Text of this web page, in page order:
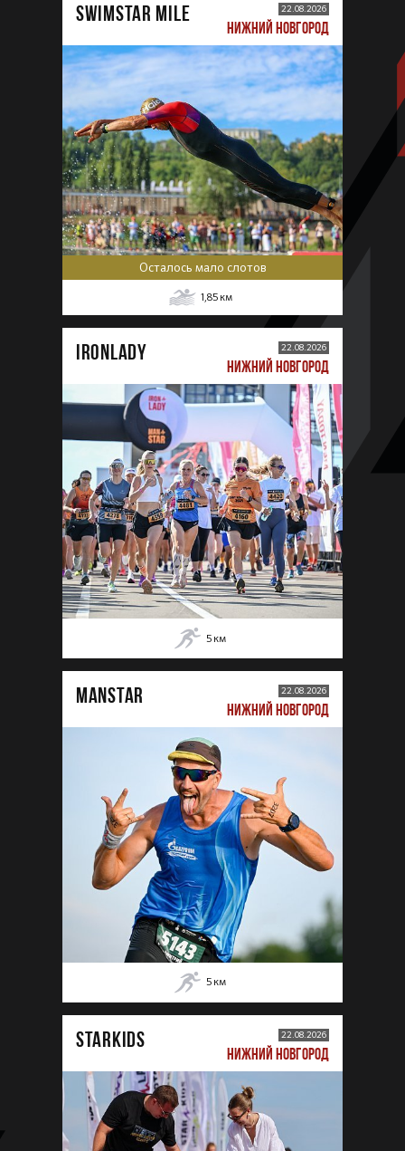
SWIMSTAR MILE 22.08.2026
НИЖНИЙ НОВГОРОД
Осталось мало слотов
1,85 км
IRONLADY 22.08.2026
НИЖНИЙ НОВГОРОД
5 км
MANSTAR 22.08.2026
НИЖНИЙ НОВГОРОД
5 км
STARKIDS 22.08.2026
НИЖНИЙ НОВГОРОД